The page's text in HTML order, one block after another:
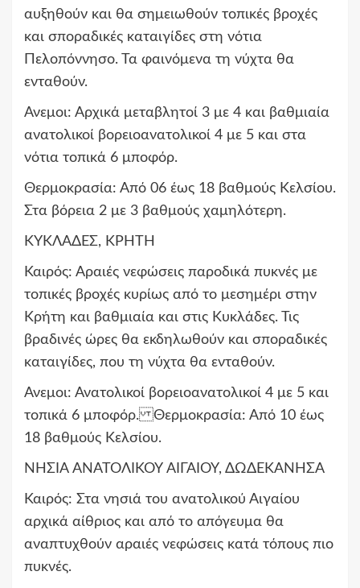
αυξηθούν και θα σημειωθούν τοπικές βροχές
και σποραδικές καταιγίδες στη νότια
Πελοπόννησο. Τα φαινόμενα τη νύχτα θα
ενταθούν.
Ανεμοι: Αρχικά μεταβλητοί 3 με 4 και βαθμιαία
ανατολικοί βορειοανατολικοί 4 με 5 και στα
νότια τοπικά 6 μποφόρ.
Θερμοκρασία: Από 06 έως 18 βαθμούς Κελσίου.
Στα βόρεια 2 με 3 βαθμούς χαμηλότερη.
ΚΥΚΛΑΔΕΣ, ΚΡΗΤΗ
Καιρός: Αραιές νεφώσεις παροδικά πυκνές με
τοπικές βροχές κυρίως από το μεσημέρι στην
Κρήτη και βαθμιαία και στις Κυκλάδες. Τις
βραδινές ώρες θα εκδηλωθούν και σποραδικές
καταιγίδες, που τη νύχτα θα ενταθούν.
Ανεμοι: Ανατολικοί βορειοανατολικοί 4 με 5 και
τοπικά 6 μποφόρ. Θερμοκρασία: Από 10 έως
18 βαθμούς Κελσίου.
ΝΗΣΙΑ ΑΝΑΤΟΛΙΚΟΥ ΑΙΓΑΙΟΥ, ΔΩΔΕΚΑΝΗΣΑ
Καιρός: Στα νησιά του ανατολικού Αιγαίου
αρχικά αίθριος και από το απόγευμα θα
αναπτυχθούν αραιές νεφώσεις κατά τόπους πιο
πυκνές.